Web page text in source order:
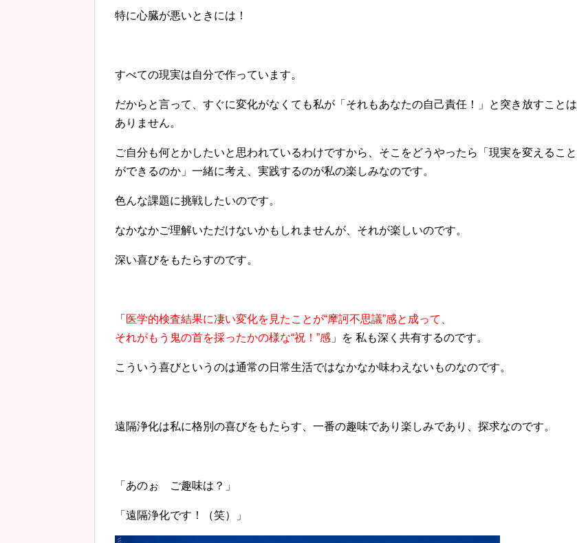
特に心臓が悪いときには！
すべての現実は自分で作っています。
だからと言って、すぐに変化がなくても私が「それもあなたの自己責任！」と突き放すことは
ありません。
ご自分も何とかしたいと思われているわけですから、そこをどうやったら「現実を変えること
ができるのか」一緒に考え、実践するのが私の楽しみなのです。
色んな課題に挑戦したいのです。
なかなかご理解いただけないかもしれませんが、それが楽しいのです。
深い喜びをもたらすのです。
「 医学的検査結果に凄い変化を見たことが“摩訶不思議”感と成って、
それがもう鬼の首を採ったかの様な“祝！”感 」を 私も深く共有するのです。
こういう喜びというのは通常の日常生活ではなかなか味わえないものなのです。
遠隔浄化は私に格別の喜びをもたらす、一番の趣味であり楽しみであり、探求なのです。
「あのぉ ご趣味は？」
「遠隔浄化です！（笑）」